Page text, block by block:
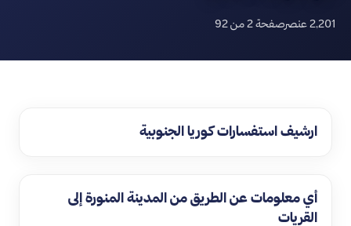
2,201 عنصر صفحة 2 من 92
ارشيف استفسارات كوريا الجنوبية
أي معلومات عن الطريق من المدينة المنورة إلى
القريات